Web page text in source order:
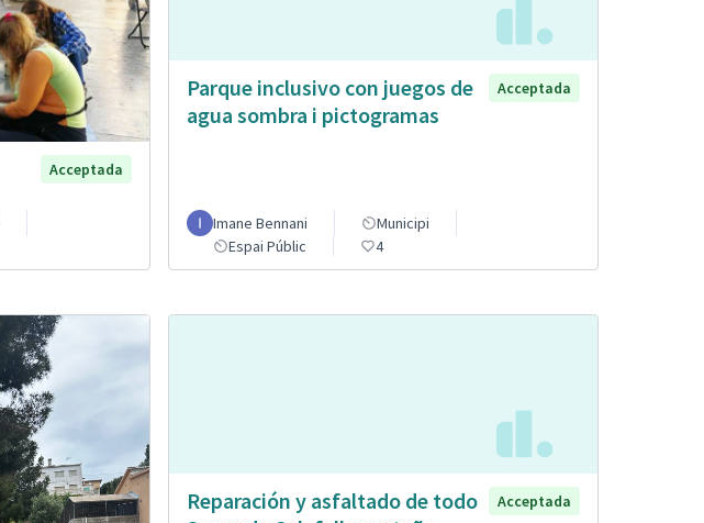
Acceptada
Parque inclusivo con juegos de
agua sombra i pictogramas
Acceptada
Imane Bennani
Municipi
Espai Públic
4
Reparación y asfaltado de todo
Acceptada